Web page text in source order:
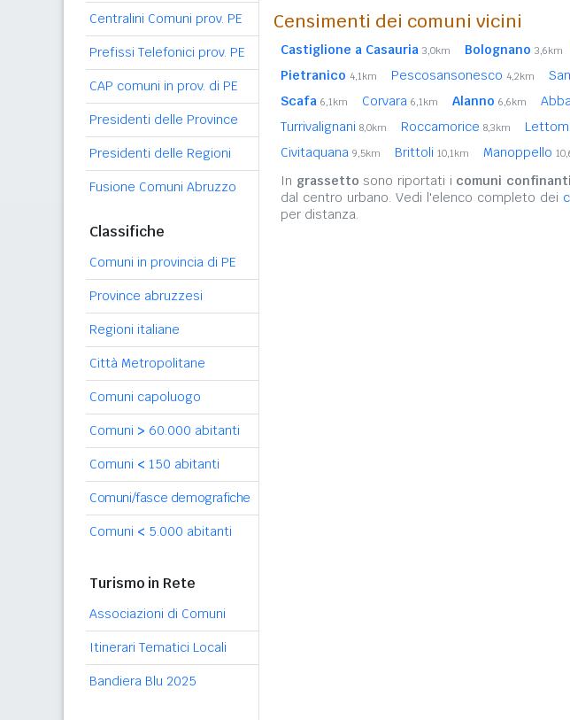
Centralini Comuni prov. PE
Prefissi Telefonici prov. PE
CAP comuni in prov. di PE
Presidenti delle Province
Presidenti delle Regioni
Fusione Comuni Abruzzo
Classifiche
Comuni in provincia di PE
Province abruzzesi
Regioni italiane
Città Metropolitane
Comuni capoluogo
Comuni > 60.000 abitanti
Comuni < 150 abitanti
Comuni/fasce demografiche
Comuni < 5.000 abitanti
Turismo in Rete
Associazioni di Comuni
Itinerari Tematici Locali
Bandiera Blu 2025
Censimenti dei comuni vicini
Castiglione a Casauria 3,0km Bolognano 3,6km
Pietranico 4,1km Pescosansonesco 4,2km
Scafa 6,1km Corvara 6,1km Alanno 6,6km
Turrivalignani 8,0km Roccamorice 8,3km
Civitaquana 9,5km Brittoli 10,1km Manoppello
In grassetto sono riportati i comuni confinanti
dal centro urbano. Vedi l'elenco completo dei
per distanza.